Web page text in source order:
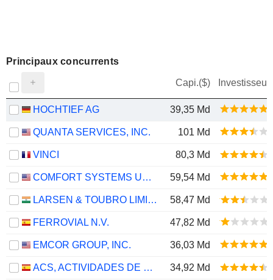
Principaux concurrents
Capi.($) Investisseur
HOCHTIEF AG 39,35 Md
QUANTA SERVICES, INC. 101 Md
VINCI 80,3 Md
COMFORT SYSTEMS USA, INC. 59,54 Md
LARSEN & TOUBRO LIMITED 58,47 Md
FERROVIAL N.V. 47,82 Md
EMCOR GROUP, INC. 36,03 Md
ACS, ACTIVIDADES DE CONSTRUCCIÓN Y SERVICIOS, S.A. 34,92 Md